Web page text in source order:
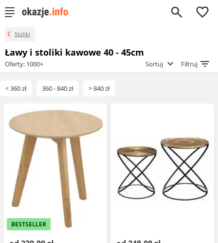
0
Stoliki
Ławy i stoliki kawowe 40 - 45cm
Oferty: 1000+ Sortuj Filtruj
< 360 zł 360 - 840 zł > 840 zł
BESTSELLER